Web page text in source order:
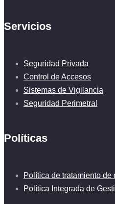
Servicios
Seguridad Privada
Control de Accesos
Sistemas de Vigilancia
Seguridad Perimetral
Políticas
Política de tratamiento de
Política Integrada de